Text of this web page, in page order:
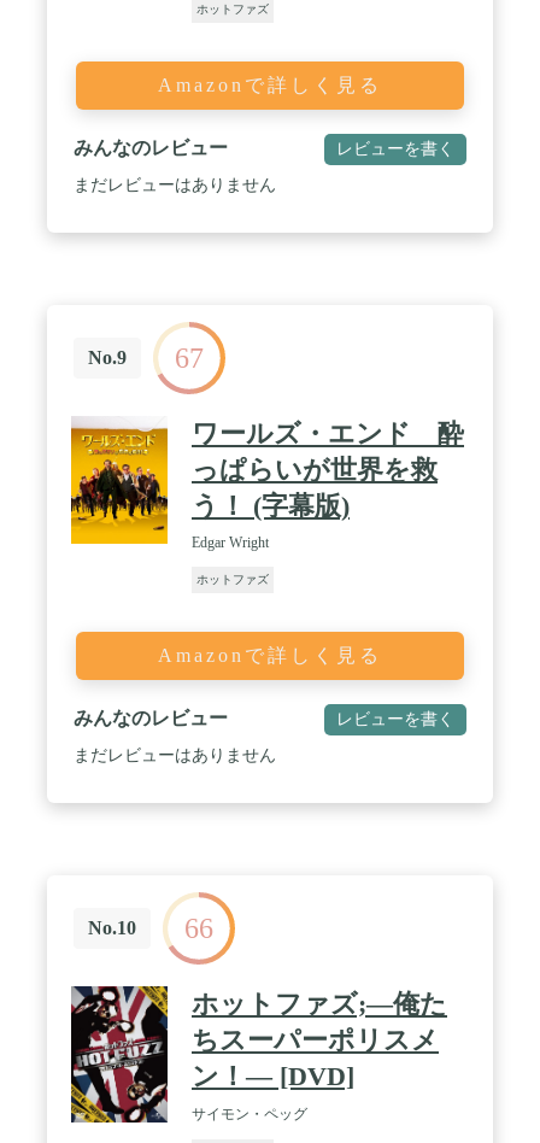
ホットファズ
Amazonで詳しく見る
みんなのレビュー レビューを書く
まだレビューはありません
No.9 67
ワールズ・エンド 酔
っぱらいが世界を救
う！ (字幕版)
Edgar Wright
ホットファズ
Amazonで詳しく見る
みんなのレビュー レビューを書く
まだレビューはありません
No.10 66
ホットファズ;―俺た
ちスーパーポリスメ
ン！― [DVD]
サイモン・ペッグ